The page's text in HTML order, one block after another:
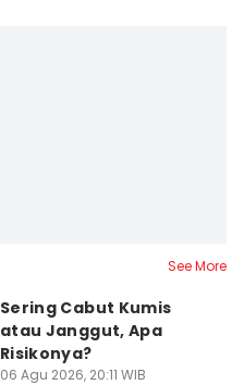
See More
Sering Cabut Kumis
atau Janggut, Apa
Risikonya?
06 Agu 2026, 20:11 WIB